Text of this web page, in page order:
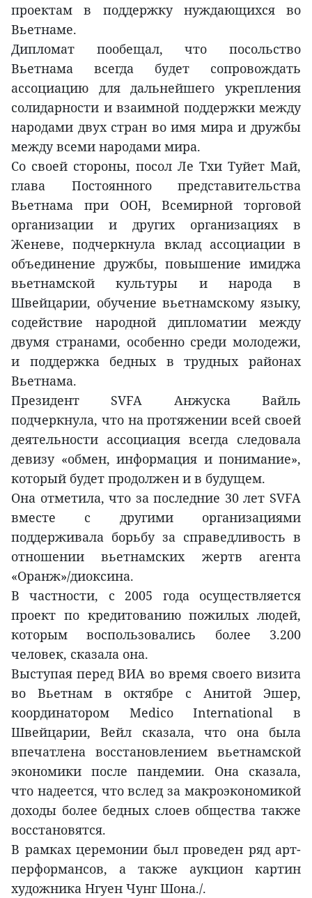
проектам в поддержку нуждающихся во
Вьетнаме.
Дипломат пообещал, что посольство
Вьетнама всегда будет сопровождать
ассоциацию для дальнейшего укрепления
солидарности и взаимной поддержки между
народами двух стран во имя мира и дружбы
между всеми народами мира.
Со своей стороны, посол Ле Тхи Туйет Май,
глава Постоянного представительства
Вьетнама при ООН, Всемирной торговой
организации и других организациях в
Женеве, подчеркнула вклад ассоциации в
объединение дружбы, повышение имиджа
вьетнамской культуры и народа в
Швейцарии, обучение вьетнамскому языку,
содействие народной дипломатии между
двумя странами, особенно среди молодежи,
и поддержка бедных в трудных районах
Вьетнама.
Президент SVFA Анжуска Вайль
подчеркнула, что на протяжении всей своей
деятельности ассоциация всегда следовала
девизу «обмен, информация и понимание»,
который будет продолжен и в будущем.
Она отметила, что за последние 30 лет SVFA
вместе с другими организациями
поддерживала борьбу за справедливость в
отношении вьетнамских жертв агента
«Оранж»/диоксина.
В частности, с 2005 года осуществляется
проект по кредитованию пожилых людей,
которым воспользовались более 3.200
человек, сказала она.
Выступая перед ВИА во время своего визита
во Вьетнам в октябре с Анитой Эшер,
координатором Medico International в
Швейцарии, Вейл сказала, что она была
впечатлена восстановлением вьетнамской
экономики после пандемии. Она сказала,
что надеется, что вслед за макроэкономикой
доходы более бедных слоев общества также
восстановятся.
В рамках церемонии был проведен ряд арт-
перформансов, а также аукцион картин
художника Нгуен Чунг Шона./.